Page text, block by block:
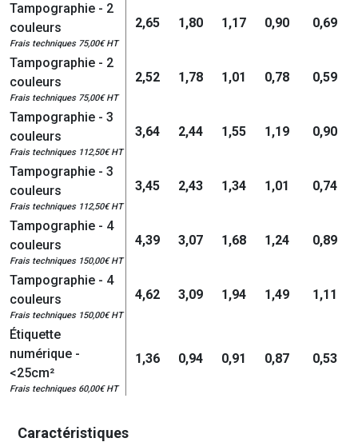
Tampographie - 2
couleurs
Frais techniques 75,00€ HT
2,65 1,80 1,17 0,90 0,69
Tampographie - 2
couleurs
Frais techniques 75,00€ HT
2,52 1,78 1,01 0,78 0,59
Tampographie - 3
couleurs
Frais techniques 112,50€ HT
3,64 2,44 1,55 1,19 0,90
Tampographie - 3
couleurs
Frais techniques 112,50€ HT
3,45 2,43 1,34 1,01 0,74
Tampographie - 4
couleurs
Frais techniques 150,00€ HT
4,39 3,07 1,68 1,24 0,89
Tampographie - 4
couleurs
Frais techniques 150,00€ HT
4,62 3,09 1,94 1,49 1,11
Étiquette
numérique -
<25cm²
Frais techniques 60,00€ HT
1,36 0,94 0,91 0,87 0,53
Caractéristiques